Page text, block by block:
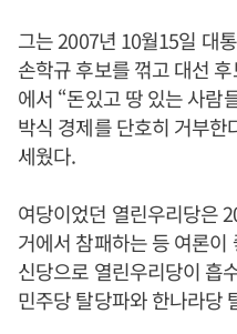
그는 2007년 10월15일 대
손학규 후보를 꺾고 대선
에서 “돈있고 땅 있는 사람
박식 경제를 단호히 거부
세웠다.
여당이었던 열린우리당은
거에서 참패하는 등 여론
신당으로 열린우리당이 흡
민주당 탈당파와 한나라당